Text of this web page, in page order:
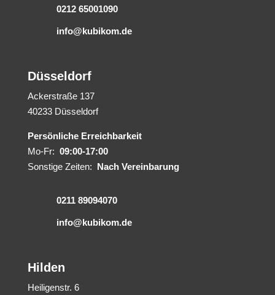
0212 65001090
info@kubikom.de
Düsseldorf
Ackerstraße 137
40233 Düsseldorf
Persönliche Erreichbarkeit
Mo-Fr: 09:00-17:00
Sonstige Zeiten: Nach Vereinbarung
0211 89094070
info@kubikom.de
Hilden
Heiligenstr. 6